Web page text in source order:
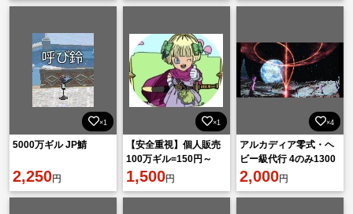
×1
5000万ギル JP鯖
2,250円
×1
【安全重視】個人販売
100万ギル=150円～
1,500円
×4
アルカディア零式・ヘ
ビー級代行 4のみ1300
円 1-4通し2000円から
2,000円